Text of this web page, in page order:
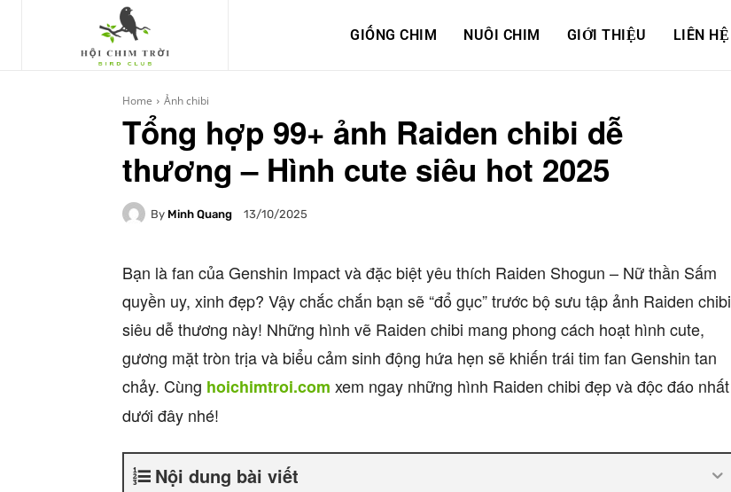
GIỐNG CHIM NUÔI CHIM GIỚI THIỆU LIÊN HỆ
Home Ảnh chibi
Tổng hợp 99+ ảnh Raiden chibi dễ
thương – Hình cute siêu hot 2025
By Minh Quang 13/10/2025
Bạn là fan của Genshin Impact và đặc biệt yêu thích Raiden Shogun – Nữ thần Sấm
quyền uy, xinh đẹp? Vậy chắc chắn bạn sẽ “đổ gục” trước bộ sưu tập ảnh Raiden chibi
siêu dễ thương này! Những hình vẽ Raiden chibi mang phong cách hoạt hình cute,
gương mặt tròn trịa và biểu cảm sinh động hứa hẹn sẽ khiến trái tim fan Genshin tan
chảy. Cùng hoichimtroi.com xem ngay những hình Raiden chibi đẹp và độc đáo nhất
dưới đây nhé!
Nội dung bài viết